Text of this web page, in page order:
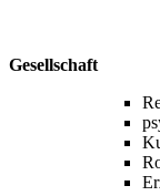
Gesellschaft